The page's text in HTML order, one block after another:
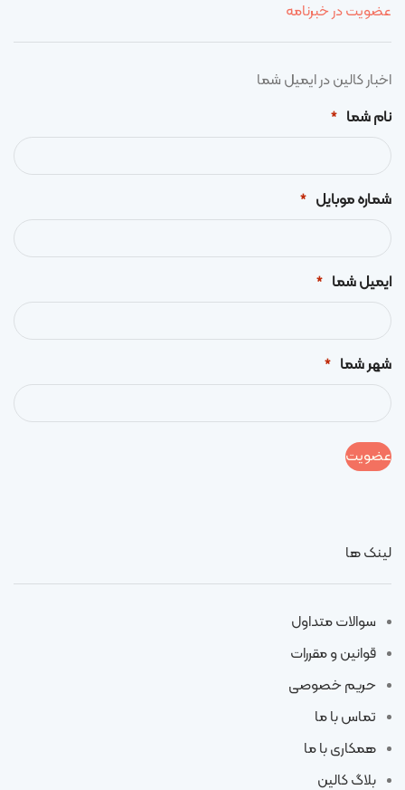
عضویت در خبرنامه
اخبار کالین در ایمیل شما
نام شما
*
شماره موبایل *
ایمیل شما *
شهر شما *
لینک ها
سوالات متداول
قوانین و مقررات
حریم خصوصی
تماس با ما
همکاری با ما
بلاگ کالین